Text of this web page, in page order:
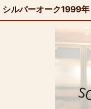
シルバーオーク1999年